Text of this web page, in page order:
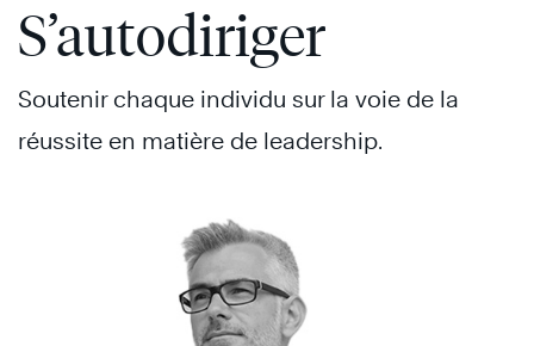
S’autodiriger
Soutenir chaque individu sur la voie de la
réussite en matière de leadership.